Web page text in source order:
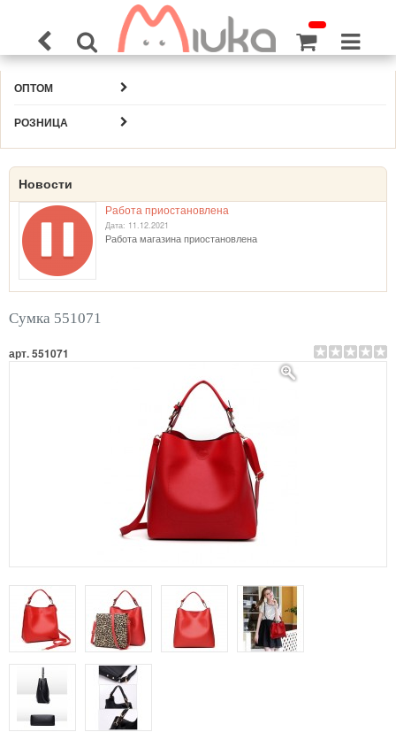
ОПТОМ
РОЗНИЦА
Новости
Работа приостановлена
Дата: 11.12.2021
Работа магазина приостановлена
Сумка 551071
арт. 551071